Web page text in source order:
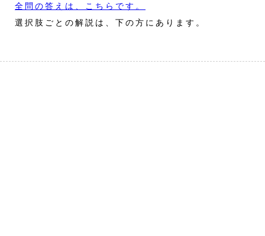
全問の答えは、こちらです。
選択肢ごとの解説は、下の方にあります。